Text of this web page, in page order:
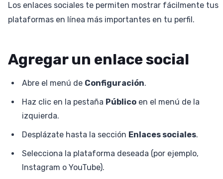
Los enlaces sociales te permiten mostrar fácilmente tus
plataformas en línea más importantes en tu perfil.
Agregar un enlace social
Abre el menú de Configuración.
Haz clic en la pestaña Público en el menú de la
izquierda.
Desplázate hasta la sección Enlaces sociales.
Selecciona la plataforma deseada (por ejemplo,
Instagram o YouTube).